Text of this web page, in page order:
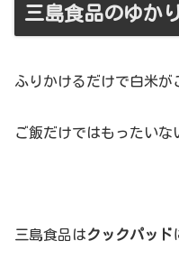
い！という皆様のために
心としたグルメセレク
三島食品のゆか
ふりかけるだけで白米が
ご飯だけではもったいな
三島食品はクックパッド